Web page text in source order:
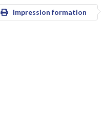
Impression formation